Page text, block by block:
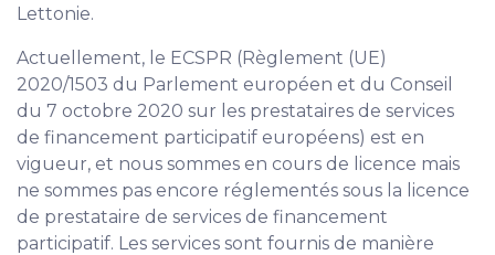
Lettonie.
Actuellement, le ECSPR (Règlement (UE)
2020/1503 du Parlement européen et du Conseil
du 7 octobre 2020 sur les prestataires de services
de financement participatif européens) est en
vigueur, et nous sommes en cours de licence mais
ne sommes pas encore réglementés sous la licence
de prestataire de services de financement
participatif. Les services sont fournis de manière